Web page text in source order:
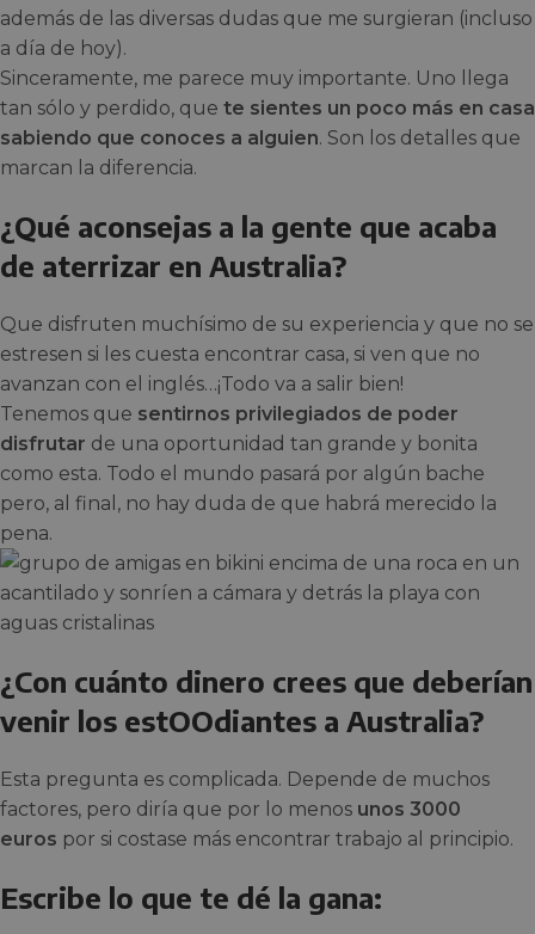
además de las diversas dudas que me surgieran (incluso
a día de hoy).
Sinceramente, me parece muy importante. Uno llega
tan sólo y perdido, que te sientes un poco más en casa
sabiendo que conoces a alguien. Son los detalles que
marcan la diferencia.
¿Qué aconsejas a la gente que acaba
de aterrizar en Australia?
Que disfruten muchísimo de su experiencia y que no se
estresen si les cuesta encontrar casa, si ven que no
avanzan con el inglés…¡Todo va a salir bien!
Tenemos que sentirnos privilegiados de poder
disfrutar de una oportunidad tan grande y bonita
como esta. Todo el mundo pasará por algún bache
pero, al final, no hay duda de que habrá merecido la
pena.
¿Con cuánto dinero crees que deberían
venir los estOOdiantes a Australia?
Esta pregunta es complicada. Depende de muchos
factores, pero diría que por lo menos unos 3000
euros por si costase más encontrar trabajo al principio.
Escribe lo que te dé la gana: